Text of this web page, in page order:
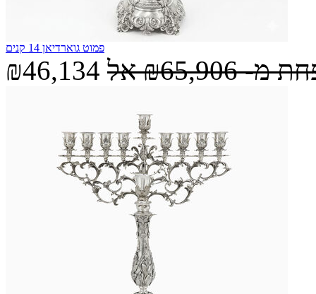
פמוט גוארדיאן 14 קנים
₪46,134 מ-₪65,906 אל